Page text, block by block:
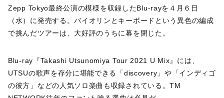
Zepp Tokyo最終公演の模様を収録したBlu-rayを４月６日
（水）に発売する。バイオリンとキーボードという異色の編成
で挑んだツアーは、大好評のうちに幕を閉じた。
Blu-ray『Takashi Utsunomiya Tour 2021 U Mix』には、
UTSUの歌声を存分に堪能できる「discovery」や「インディゴ
の彼方」などの人気ソロ楽曲も収録されている。TM